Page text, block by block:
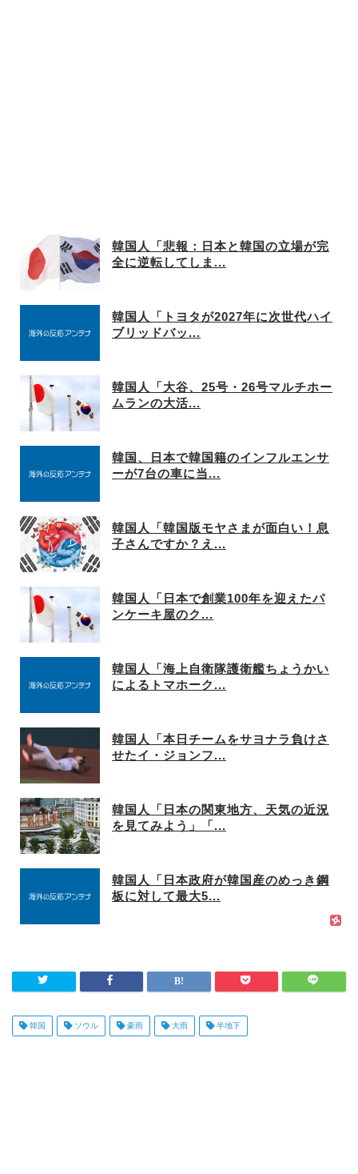
韓国人「悲報：日本と韓国の立場が完
全に逆転してしま...
韓国人「トヨタが2027年に次世代ハイ
ブリッドバッ...
韓国人「大谷、25号・26号マルチホー
ムランの大活...
韓国、日本で韓国籍のインフルエンサ
ーが7台の車に当...
韓国人「韓国版モヤさまが面白い！息
子さんですか？え...
韓国人「日本で創業100年を迎えたパ
ンケーキ屋のク...
韓国人「海上自衛隊護衛艦ちょうかい
によるトマホーク...
韓国人「本日チームをサヨナラ負けさ
せたイ・ジョンフ...
韓国人「日本の関東地方、天気の近況
を見てみよう」「...
韓国人「日本政府が韓国産のめっき鋼
板に対して最大5...
韓国 ソウル 豪雨 大雨 半地下